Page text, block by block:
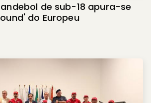
de sub-18 apura-se
do Europeu